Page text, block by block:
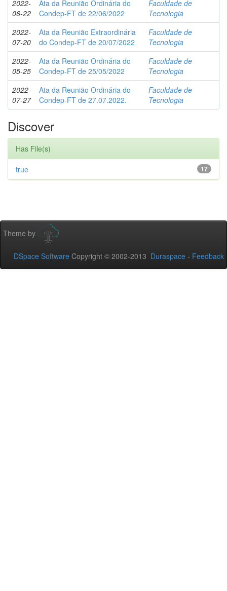
2022-
06-22
Ata da Reunião Ordinária do
Condep-FT de 22/06/2022
Faculdade de
Tecnologia
2022-
07-20
Ata da Reunião Extraordinária
do Condep-FT de 20/07/2022
Faculdade de
Tecnologia
2022-
05-25
Ata da Reunião Ordinária do
Condep-FT de 25/05/2022
Faculdade de
Tecnologia
2022-
07-27
Ata da Reunião Ordinária do
Condep-FT de 27.07.2022.
Faculdade de
Tecnologia
Discover
Has File(s)
17
true
Theme by
DSpace Software Copyright © 2002-2013 Duraspace - Feedback